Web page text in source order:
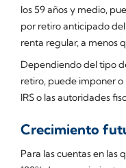
los 59 años y medio,
por retiro anticipado
renta regular, a menos
Dependiendo del tipo
retiro, puede imponer
IRS o las autoridades
Crecimiento
Para las cuentas en las